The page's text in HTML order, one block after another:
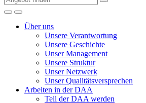
Über uns
Unsere Verantwortung
Unsere Geschichte
Unser Management
Unsere Struktur
Unser Netzwerk
Unser Qualitätsversprechen
Arbeiten in der DAA
Teil der DAA werden